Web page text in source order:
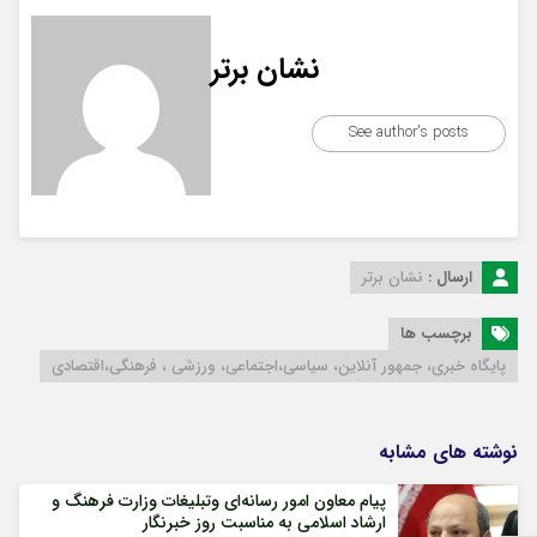
نشان برتر
See author's posts
ارسال : نشان برتر
برچسب ها
پایگاه خبری، جمهور آنلاین، سیاسی،اجتماعی، ورزشی ، فرهنگی،اقتصادی
نوشته های مشابه
پیام معاون امور رسانه‌ای وتبلیغات وزارت فرهنگ و
ارشاد اسلامی به مناسبت روز خبرنگار